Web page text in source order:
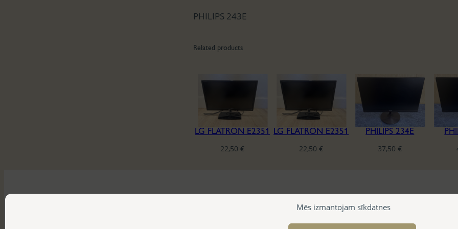
Mēs izmantojam sīkdatnes
PHILIPS 243E
Related products
LG FLATRON E2351
22,50€
LG FLATRON E2351
22,50€
PHILIPS 234E
37,50€